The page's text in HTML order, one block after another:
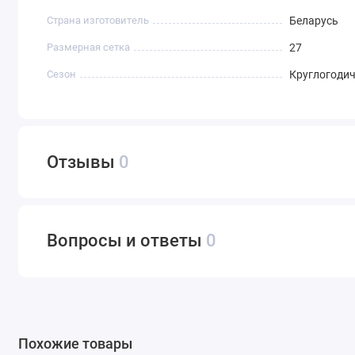
Страна изготовитель Беларусь
Размерная сетка 27
Сезон
Отзывы 0
Вопросы и ответы 0
Похожие товары